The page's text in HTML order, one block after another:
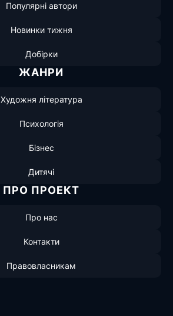
Популярні автори
Новинки тижня
Добірки
ЖАНРИ
Художня література
Психологія
Бізнес
Дитячі
ПРО ПРОЕКТ
Про нас
Контакти
Правовласникам